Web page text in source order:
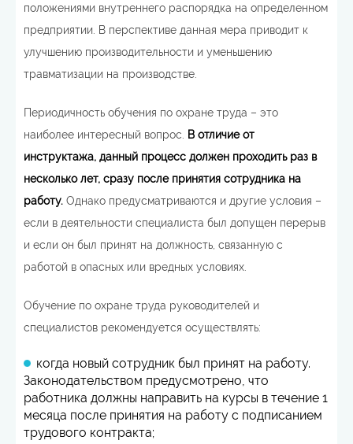
положениями внутреннего распорядка на определенном
предприятии. В перспективе данная мера приводит к
улучшению производительности и уменьшению
травматизации на производстве.
Периодичность обучения по охране труда – это
наиболее интересный вопрос.
В отличие от
инструктажа, данный процесс должен проходить раз в
несколько лет, сразу после принятия сотрудника на
работу. Однако предусматриваются и другие условия –
если в деятельности специалиста был допущен перерыв
и если он был принят на должность, связанную с
работой в опасных или вредных условиях.
Обучение по охране труда руководителей и
специалистов рекомендуется осуществлять:
когда новый сотрудник был принят на работу.
Законодательством предусмотрено, что
работника должны направить на курсы в течение 1
месяца после принятия на работу с подписанием
трудового контракта;